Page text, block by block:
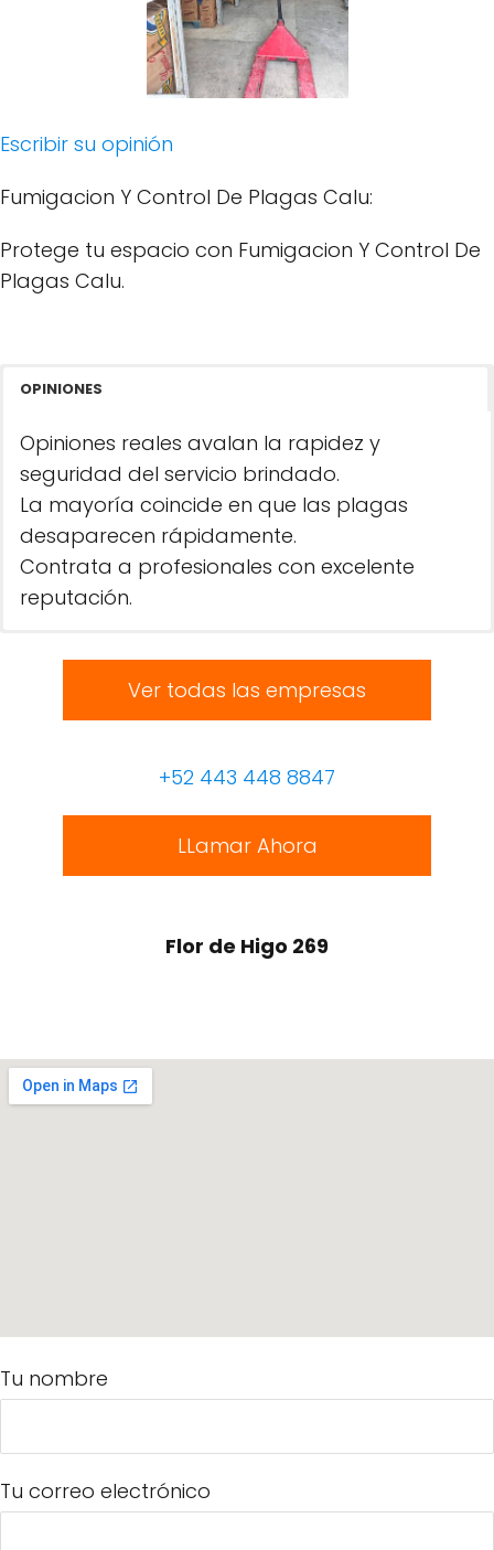
Escribir su opinión
Fumigacion Y Control De Plagas Calu:
Protege tu espacio con Fumigacion Y Control De
Plagas Calu.
OPINIONES
Opiniones reales avalan la rapidez y
seguridad del servicio brindado.
La mayoría coincide en que las plagas
desaparecen rápidamente.
Contrata a profesionales con excelente
reputación.
Ver todas las empresas
+52 443 448 8847
LLamar Ahora
Flor de Higo 269
Tu nombre
Tu correo electrónico